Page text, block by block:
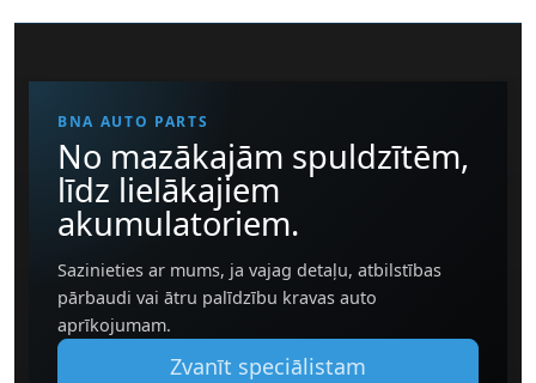
BNA AUTO PARTS
No mazākajām spuldzītēm,
līdz lielākajiem
akumulatoriem.
Sazinieties ar mums, ja vajag detaļu, atbilstības
pārbaudi vai ātru palīdzību kravas auto
aprīkojumam.
Zvanīt speciālistam